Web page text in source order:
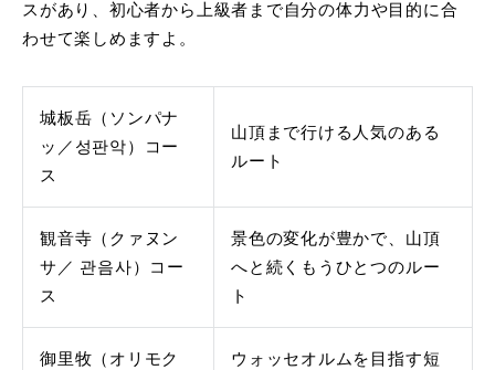
スがあり、初心者から上級者まで自分の体力や目的に合
わせて楽しめますよ。
城板岳（ソンパナ
ッ／성판악）コー
ス
山頂まで行ける人気のある
ルート
観音寺（クァヌン
サ／ 관음사）コー
ス
景色の変化が豊かで、山頂
へと続くもうひとつのルー
ト
御里牧（オリモク
ウォッセオルムを目指す短